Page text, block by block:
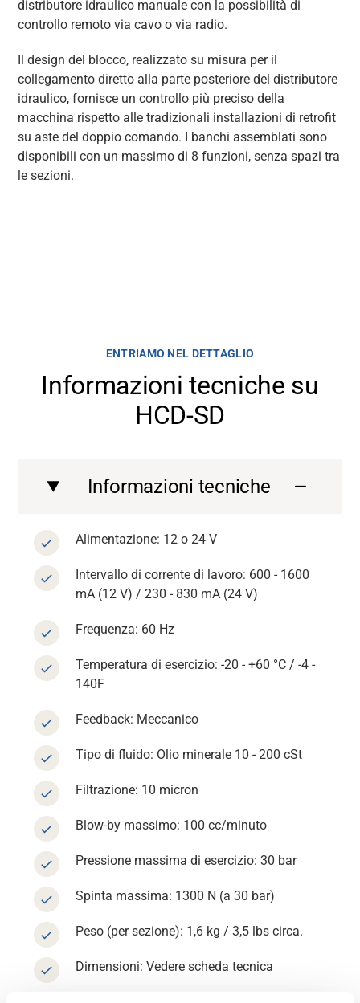
Supporto
Informazioni
Lavora con noi
Banca dati
distributore idraulico manuale con la possibilità di
controllo remoto via cavo o via radio.
Il design del blocco, realizzato su misura per il
collegamento diretto alla parte posteriore del distributore
idraulico, fornisce un controllo più preciso della
macchina rispetto alle tradizionali installazioni di retrofit
su aste del doppio comando. I banchi assemblati sono
disponibili con un massimo di 8 funzioni, senza spazi tra
le sezioni.
ENTRIAMO NEL DETTAGLIO
Informazioni tecniche su
HCD-SD
Informazioni tecniche
Alimentazione: 12 o 24 V
Intervallo di corrente di lavoro: 600 - 1600
mA (12 V) / 230 - 830 mA (24 V)
Frequenza: 60 Hz
Temperatura di esercizio: -20 - +60 °C / -4 -
140F
Feedback: Meccanico
Tipo di fluido: Olio minerale 10 - 200 cSt
Filtrazione: 10 micron
Blow-by massimo: 100 cc/minuto
Pressione massima di esercizio: 30 bar
Spinta massima: 1300 N (a 30 bar)
Peso (per sezione): 1,6 kg / 3,5 lbs circa.
Dimensioni: Vedere scheda tecnica